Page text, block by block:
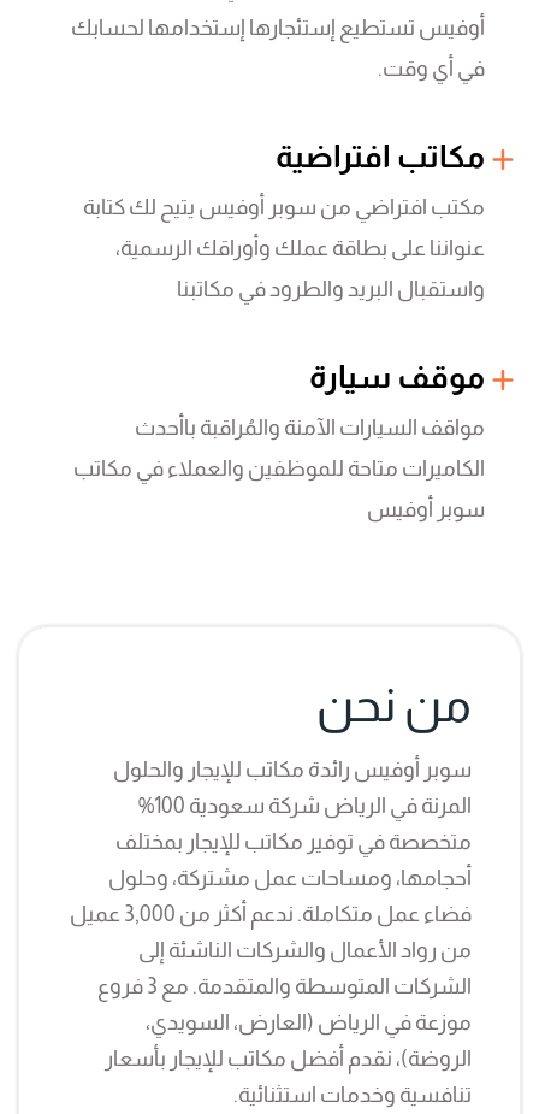
أوفيس تستطيع إستئجارها إستخدامها لحسابك
في أي وقت.
مكاتب افتراضية
مكتب افتراضي من سوبر أوفيس يتيح لك كتابة
عنواننا على بطاقة عملك وأوراقك الرسمية،
واستقبال البريد والطرود في مكاتبنا
موقف سيارة
مواقف السيارات الآمنة والمُراقبة باأحدث
الكاميرات متاحة للموظفين والعملاء في مكاتب
سوبر أوفيس
من نحن
سوبر أوفيس رائدة مكاتب للإيجار والحلول
المرنة في الرياض شركة سعودية 100%
متخصصة في توفير مكاتب للإيجار بمختلف
أحجامها، ومساحات عمل مشتركة، وحلول
فضاء عمل متكاملة. ندعم أكثر من 3,000 عميل
من رواد الأعمال والشركات الناشئة إلى
الشركات المتوسطة والمتقدمة. مع 3 فروع
موزعة في الرياض (العارض، السويدي،
الروضة)، نقدم أفضل مكاتب للإيجار بأسعار
تنافسية وخدمات استثنائية.